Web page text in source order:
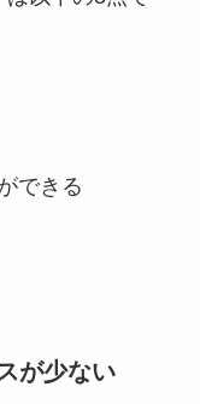
できる
が少ない